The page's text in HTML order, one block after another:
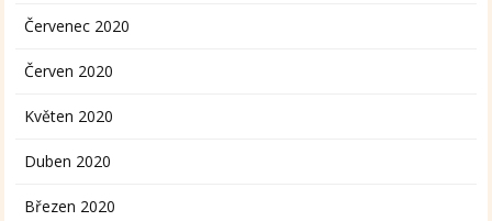
Červenec 2020
Červen 2020
Květen 2020
Duben 2020
Březen 2020